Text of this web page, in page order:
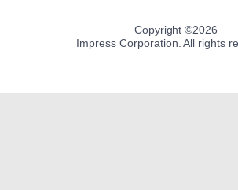
Copyright ©2026
Impress Corporation. All rights